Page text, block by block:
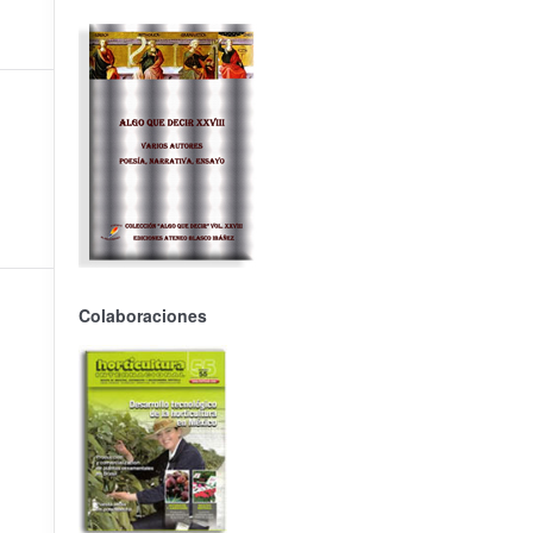
Colaboraciones